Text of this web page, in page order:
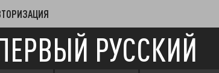
РУССКИЙ